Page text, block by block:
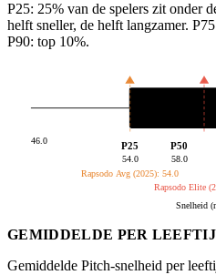
P25: 25% van de spelers zit onder
helft sneller, de helft langzamer.
P90: top 10%.
46.0
P25
54.0
P50
58.0
Rapsodo Avg (2025): 54.0
Rapsodo Elite
Snelheid
GEMIDDELDE PER
Gemiddelde Pitch-snelheid per